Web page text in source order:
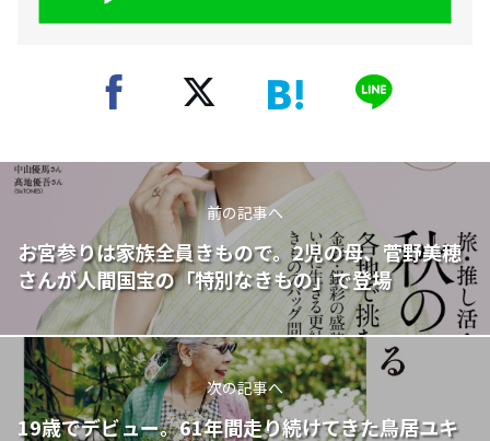
前の記事へ
お宮参りは家族全員きもので。2児の母、菅野美穂
さんが人間国宝の「特別なきもの」で登場
次の記事へ
19歳でデビュー。61年間走り続けてきた鳥居ユキ